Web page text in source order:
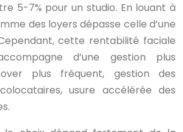
5-7% pour un studio. En louant à
des loyers dépasse celle d’une
cette rentabilité faciale
d’une gestion plus
plus fréquent, gestion des
usure accélérée des